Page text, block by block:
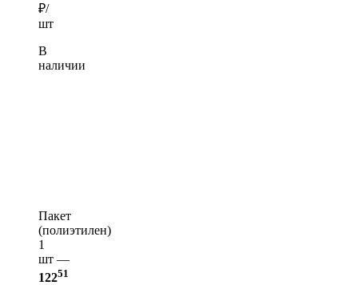
₽/
шт
В
наличии
Пакет
(полиэтилен)
1
шт —
12251